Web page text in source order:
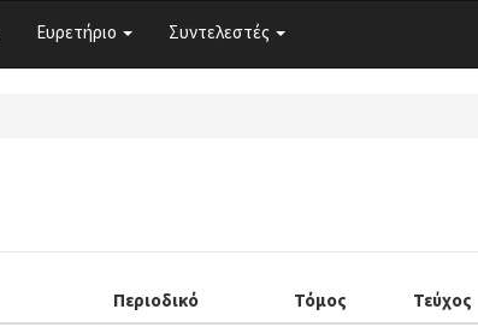
Ευρετήριο Συντελεστές
Περιοδικό Τόμος Τεύχος